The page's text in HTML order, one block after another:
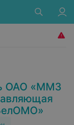
ОАО «ММЗ